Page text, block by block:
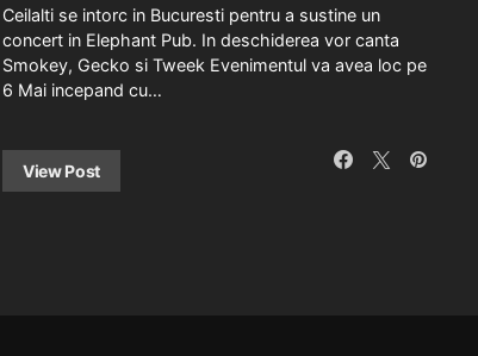
Ceilalti se intorc in Bucuresti pentru a sustine un
concert in Elephant Pub. In deschiderea vor canta
Smokey, Gecko si Tweek Evenimentul va avea loc pe
6 Mai incepand cu…
View Post